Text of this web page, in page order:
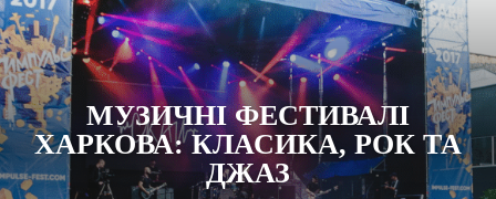
МУЗИЧНІ ФЕСТИВАЛІ
ХАРКОВА: КЛАСИКА, РОК ТА
ДЖАЗ